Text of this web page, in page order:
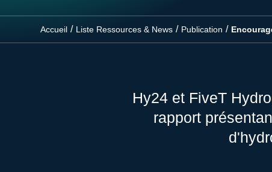
Accueil / Liste Ressources & News / Publication /
Hy24 et FiveT
rapport